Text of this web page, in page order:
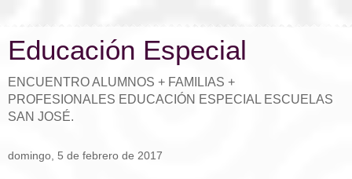
Educación Especial
ENCUENTRO ALUMNOS + FAMILIAS +
PROFESIONALES EDUCACIÓN ESPECIAL ESCUELAS
SAN JOSÉ.
domingo, 5 de febrero de 2017